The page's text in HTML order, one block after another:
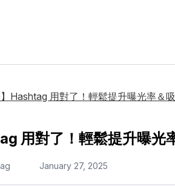
】Hashtag 用對了！輕鬆提升曝光率＆
用對了！輕鬆提升曝光
January 27, 2025